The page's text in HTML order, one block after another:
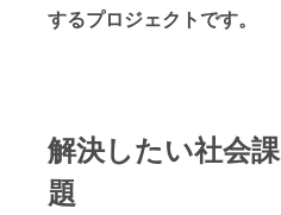
するプロジェクトです。
解決したい社会課
題